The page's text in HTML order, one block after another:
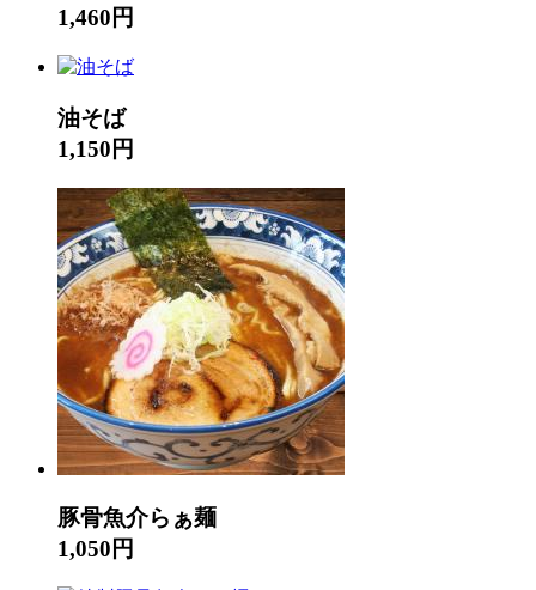
1,460円
油そば
1,150円
豚骨魚介らぁ麺
1,050円